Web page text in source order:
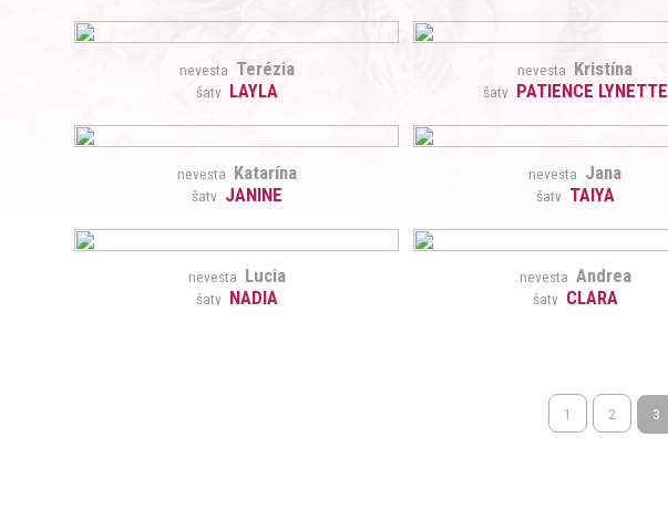
nevesta Terézia
šaty LAYLA
nevesta Kristína
šaty PATIENCE LYNETTE
nevesta Katarína
šaty JANINE
nevesta Jana
šaty TAIYA
nevesta Lucia
šaty NADIA
nevesta Andrea
šaty CLARA
1 2 3